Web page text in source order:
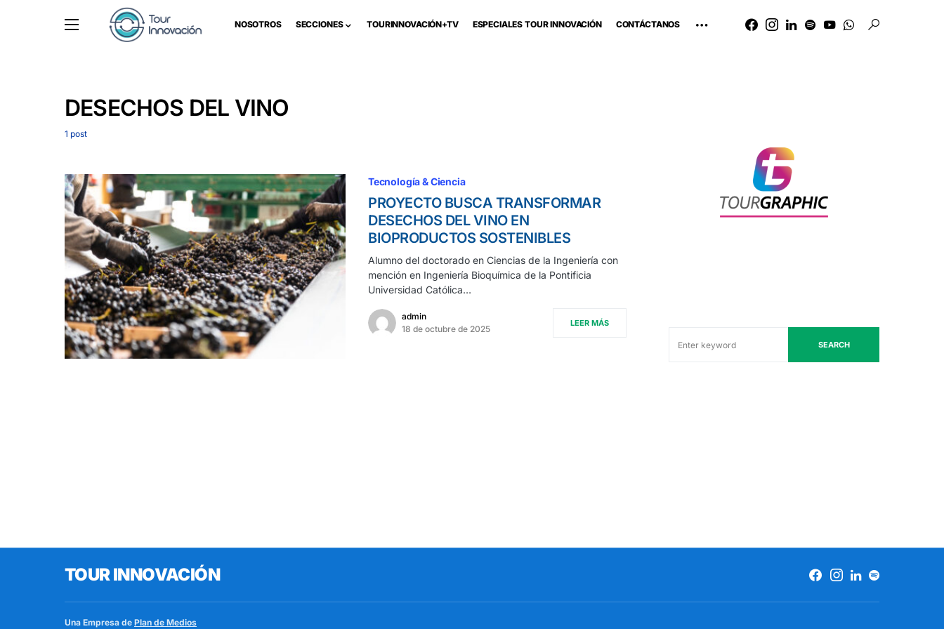
NOSOTROS SECCIONES TOURINNOVACIÓN+TV ESPECIALES TOUR INNOVACIÓN CONTÁCTANOS
DESECHOS DEL VINO
1 post
Tecnología & Ciencia
PROYECTO BUSCA TRANSFORMAR
DESECHOS DEL VINO EN
BIOPRODUCTOS SOSTENIBLES
Alumno del doctorado en Ciencias de la Ingeniería con
mención en Ingeniería Bioquímica de la Pontificia
Universidad Católica…
admin
18 de octubre de 2025
LEER MÁS
SEARCH
TOUR INNOVACIÓN
Una Empresa de Plan de Medios